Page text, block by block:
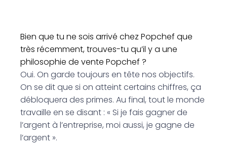
Bien que tu ne sois arrivé chez Popchef que
très récemment, trouves-tu qu’il y a une
philosophie de vente Popchef ?
Oui. On garde toujours en tête nos objectifs.
On se dit que si on atteint certains chiffres, ça
débloquera des primes. Au final, tout le monde
travaille en se disant : « Si je fais gagner de
l’argent à l’entreprise, moi aussi, je gagne de
l’argent ».